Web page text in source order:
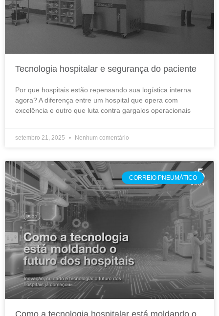
Tecnologia hospitalar e segurança do paciente
Por que hospitais estão repensando sua logística interna
agora? A diferença entre um hospital que opera com
excelência e outro que luta contra gargalos operacionais
setembro 21, 2025 Nenhum comentário
CORREIO PNEUMÁTICO